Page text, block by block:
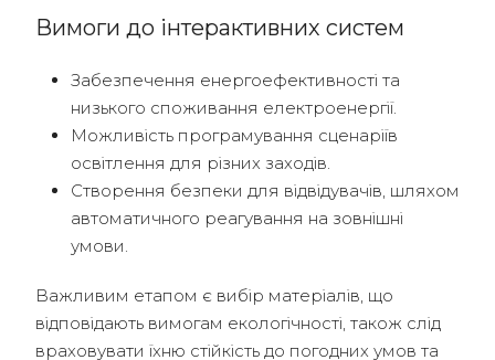
Вимоги до інтерактивних систем
Забезпечення енергоефективності та
низького споживання електроенергії.
Можливість програмування сценаріїв
освітлення для різних заходів.
Створення безпеки для відвідувачів, шляхом
автоматичного реагування на зовнішні
умови.
Важливим етапом є вибір матеріалів, що
відповідають вимогам екологічності, також слід
враховувати їхню стійкість до погодних умов та